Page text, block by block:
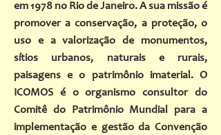
em 1978 no Rio de Janeiro. A sua missão é
promover a conservação, a proteção, o
uso e a valorização de monumentos,
sítios urbanos, naturais e rurais,
paisagens e o patrimônio imaterial. O
ICOMOS é o organismo consultor do
Comitê do Patrimônio Mundial para a
implementação e gestão da Convenção